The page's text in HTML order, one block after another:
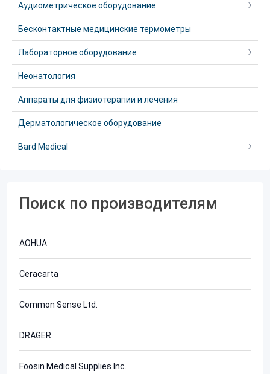
Аудиометрическое оборудование
Бесконтактные медицинские термометры
Лабораторное оборудование
Неонатология
Аппараты для физиотерапии и лечения
Дерматологическое оборудование
Bard Medical
Поиск по производителям
AOHUA
Ceracarta
Common Sense Ltd.
DRÄGER
Foosin Medical Supplies Inc.